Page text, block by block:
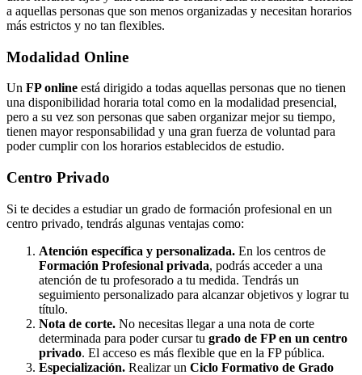
a aquellas personas que son menos organizadas y necesitan horarios
más estrictos y no tan flexibles.
Modalidad Online
Un FP online está dirigido a todas aquellas personas que no tienen
una disponibilidad horaria total como en la modalidad presencial,
pero a su vez son personas que saben organizar mejor su tiempo,
tienen mayor responsabilidad y una gran fuerza de voluntad para
poder cumplir con los horarios establecidos de estudio.
Centro Privado
Si te decides a estudiar un grado de formación profesional en un
centro privado, tendrás algunas ventajas como:
Atención específica y personalizada. En los centros de
Formación Profesional privada, podrás acceder a una
atención de tu profesorado a tu medida. Tendrás un
seguimiento personalizado para alcanzar objetivos y lograr tu
título.
Nota de corte. No necesitas llegar a una nota de corte
determinada para poder cursar tu grado de FP en un centro
privado. El acceso es más flexible que en la FP pública.
Especialización. Realizar un Ciclo Formativo de Grado